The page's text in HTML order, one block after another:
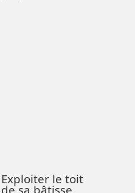
Exploiter le toit
de sa bâtisse